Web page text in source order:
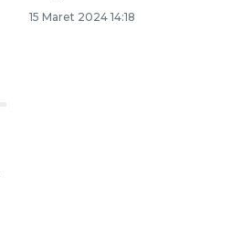
15 Maret 2024 14:18